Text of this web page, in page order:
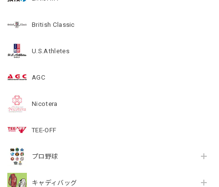
British Classic
U.S.Athletes
AGC
Nicotera
TEE-OFF
プロ野球
キャディバッグ